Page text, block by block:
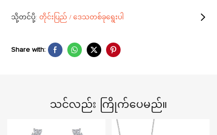
သို့တင်ပို့: တိုင်းပြည် / ဒေသတစ်ခုရွေးပါ
Share with:
သင်လည်း ကြိုက်ပေမည်။